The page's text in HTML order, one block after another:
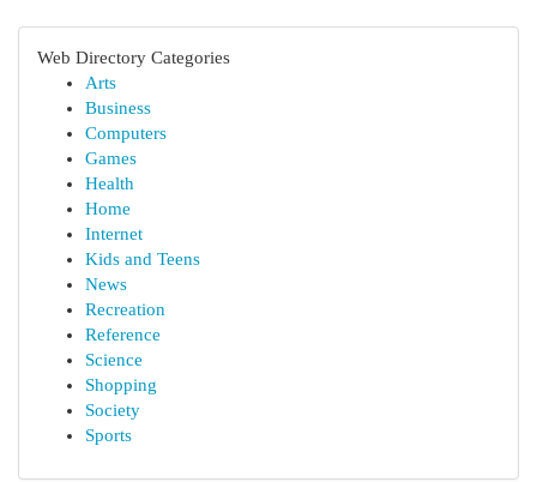
Web Directory Categories
Arts
Business
Computers
Games
Health
Home
Internet
Kids and Teens
News
Recreation
Reference
Science
Shopping
Society
Sports